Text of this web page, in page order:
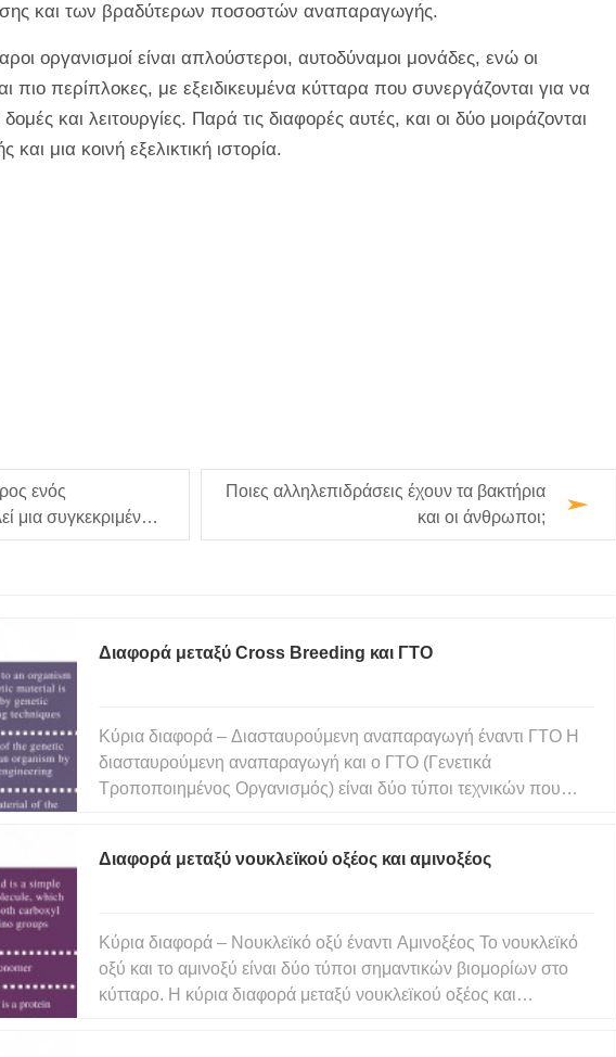
και των βραδύτερων ποσοστών αναπαραγωγής.
οργανισμοί είναι απλούστεροι, αυτοδύναμοι μονάδες, ενώ οι
πιο περίπλοκες, με εξειδικευμένα κύτταρα που συνεργάζονται για να
και λειτουργίες. Παρά τις διαφορές αυτές, και οι δύο μοιράζονται
και μια κοινή εξελικτική ιστορία.
ενός
μια συγκεκριμένη
Ποιες αλληλεπιδράσεις έχουν τα βακτήρια
και οι άνθρωποι;
Διαφορά μεταξύ Cross Breeding και ΓΤΟ
Κύρια διαφορά – Διασταυρούμενη αναπαραγωγή έναντι ΓΤΟ Η
διασταυρούμενη αναπαραγωγή και ο ΓΤΟ (Γενετικά
Τροποποιημένος Οργανισμός) είναι δύο τύποι τεχνικών που
διασταύρωσης και ΓΤΟ είναι ό
Διαφορά μεταξύ νουκλεϊκού οξέος και αμινοξέος
Κύρια διαφορά – Νουκλεϊκό οξύ έναντι Αμινοξέος Το νουκλεϊκό
οξύ και το αμινοξύ είναι δύο τύποι σημαντικών βιομορίων στο
κύτταρο. Η κύρια διαφορά μεταξύ νουκλεϊκού οξέος και